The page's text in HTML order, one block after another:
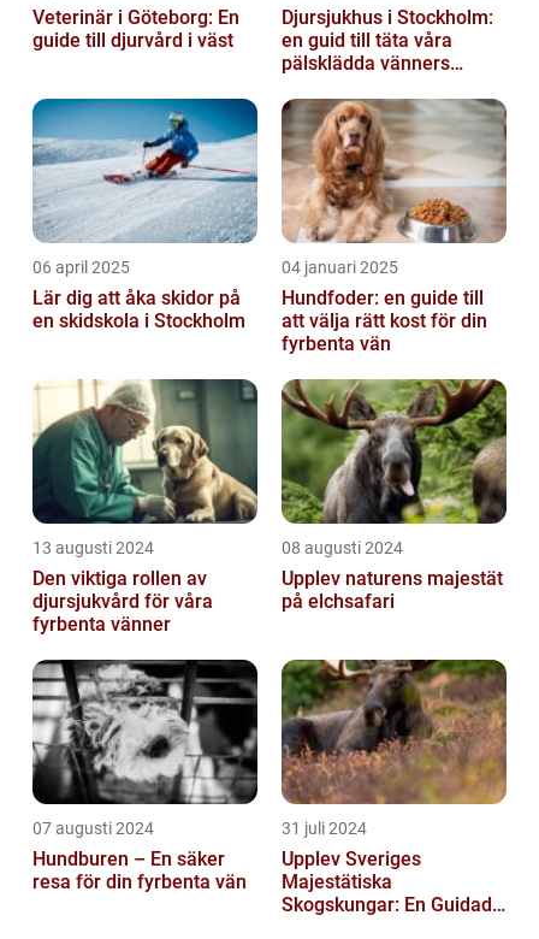
Veterinär i Göteborg: En
guide till djurvård i väst
Djursjukhus i Stockholm:
en guid till täta våra
pälsklädda vänners
06 april 2025
Lär dig att åka skidor på
en skidskola i Stockholm
04 januari 2025
Hundfoder: en guide till
att välja rätt kost för din
fyrbenta vän
13 augusti 2024
Den viktiga rollen av
djursjukvård för våra
fyrbenta vänner
08 augusti 2024
Upplev naturens majestät
på elchsafari
07 augusti 2024
Hundburen – En säker
resa för din fyrbenta vän
31 juli 2024
Upplev Sveriges
Majestätiska
Skogskungar: En Guidad